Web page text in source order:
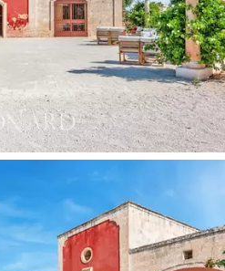
zwierzęta z
wejście z
tarasem, idealnym na
prostu do podziwiania
znajdujący się w jaskini,
widokiem na dużą salę
to przytulna wnęka
studnii wyposażona w
do czytania.